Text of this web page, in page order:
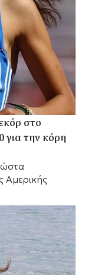
στο
την κόρη
Αμερικής